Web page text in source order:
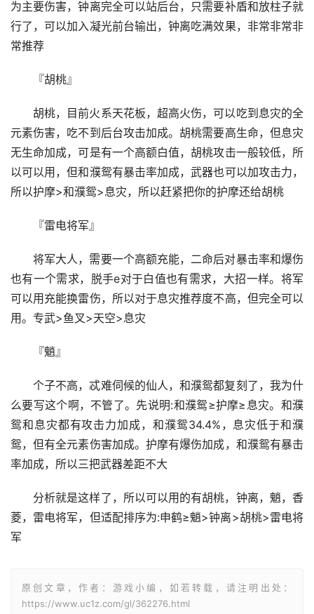
为主要伤害，钟离完全可以站后台，只需要补盾和放柱子就
行了，可以加入凝光前台输出，钟离吃满效果，非常非常非
常推荐
『胡桃』
胡桃，目前火系天花板，超高火伤，可以吃到息灾的全
元素伤害，吃不到后台攻击加成。胡桃需要高生命，但息灾
无生命加成，可是有一个高额白值，胡桃攻击一般较低，所
以可以用，但和濮鸳有暴击率加成，武器也可以加攻击力，
所以护摩>和濮鸳>息灾，所以赶紧把你的护摩还给胡桃
『雷电将军』
将军大人，需要一个高额充能，二命后对暴击率和爆伤
也有一个需求，脱手e对于白值也有需求，大招一样。将军
可以用充能换雷伤，所以对于息灾推荐度不高，但完全可以
用。专武>鱼叉>天空>息灾
『魈』
个子不高，忒难伺候的仙人，和濮鸳都复刻了，我为什
么要写这个啊，不管了。先说明:和濮鸳≥护摩≥息灾。和濮
鸳和息灾都有攻击力加成，和濮鸳34.4%，息灾低于和濮
鸳，但有全元素伤害加成。护摩有爆伤加成，和濮鸳有暴击
率加成，所以三把武器差距不大
分析就是这样了，所以可以用的有胡桃，钟离，魈，香
菱，雷电将军，但适配排序为:申鹤≥魈>钟离>胡桃>雷电将
军
原创文章，作者：游戏小编，如若转载，请注明出处：
https://www.uc1z.com/gl/362276.html